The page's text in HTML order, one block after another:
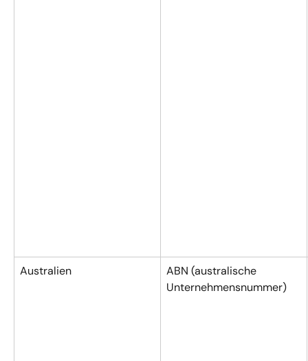
Australien
ABN (australische
Unternehmensnummer)